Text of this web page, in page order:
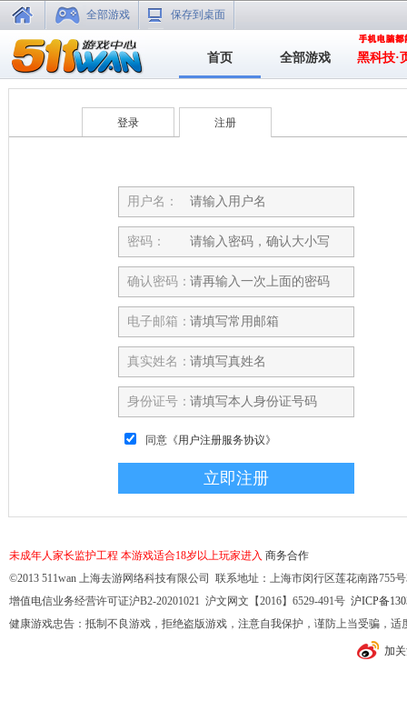
全部游戏 保存到桌面
首页 全部游戏 黑科技·
登录 注册
用户名：
密码：
确认密码：
电子邮箱：
真实姓名：
身份证号：
同意 《用户注册服务协议》
未成年人家长监护工程 本游戏适合18岁以上玩家进入 商务合作
©2013 511wan 上海去游网络科技有限公司 联系地址：上海市闵行区莲花南路755
增值电信业务经营许可证沪B2-20201021 沪文网文【2016】6529-491号 沪ICP备
健康游戏忠告：抵制不良游戏，拒绝盗版游戏，注意自我保护，谨防上当受骗，
加